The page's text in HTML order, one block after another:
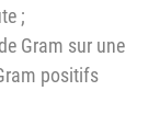
;
Gram sur une
positifs